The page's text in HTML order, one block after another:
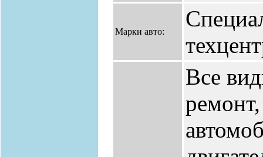
Марки авто:
Все